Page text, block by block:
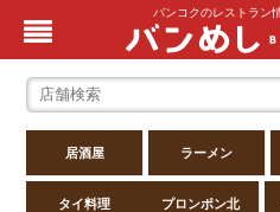
バンコクのレストラン
居酒屋 ラーメン
タイ料理 プロンポン北